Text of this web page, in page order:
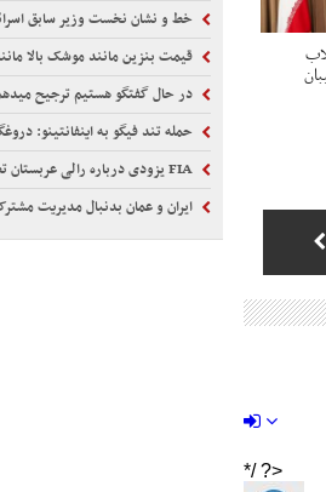
خط و نشان نخست وزیر سابق
قیمت بنزین مانند موشک بالا
در حال گفتگو هستیم ترجیح
حمله تند فیگو به اینفانتینو:
ایران و عمان بدنبال مدیریت